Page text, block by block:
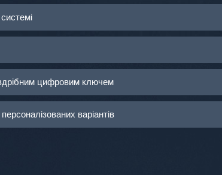
цифровим ключем
варіантів